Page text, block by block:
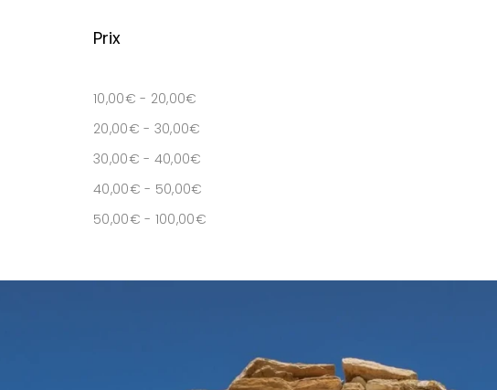
Prix
10,00€ - 20,00€
20,00€ - 30,00€
30,00€ - 40,00€
40,00€ - 50,00€
50,00€ - 100,00€